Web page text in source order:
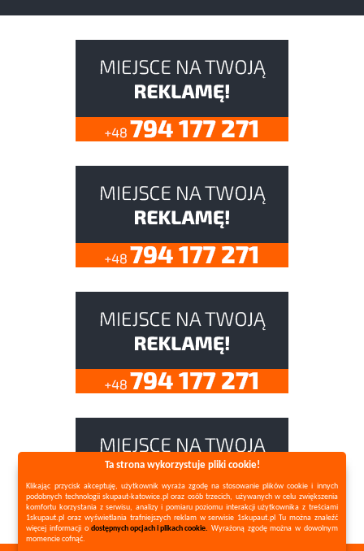
Ta strona wykorzystuje pliki cookie!
Klikając przycisk akceptuję, użytkownik wyraża zgodę na stosowanie plików cookie i innych
podobnych technologii skupaut-katowice.pl oraz osób trzecich, używanych w celu zwiększenia
komfortu korzystania z serwisu, analizy i pomiaru poziomu interakcji użytkownika z treściami
1skupaut.pl oraz wyświetlania trafniejszych reklam w serwisie 1skupaut.pl Tu można znaleźć
więcej informacji odostępnych opcjach i plikach cookie. Wyrażoną zgodę można w dowolnym
momencie cofnąć.